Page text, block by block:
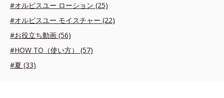
#オルビスユー ローション (25)
#オルビスユー モイスチャー (22)
#お役立ち動画 (56)
#HOW TO（使い方） (57)
#夏 (33)